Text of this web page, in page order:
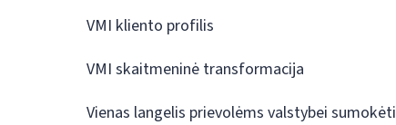
VMI kliento profilis
VMI skaitmeninė transformacija
Vienas langelis prievolėms valstybei sumokėti